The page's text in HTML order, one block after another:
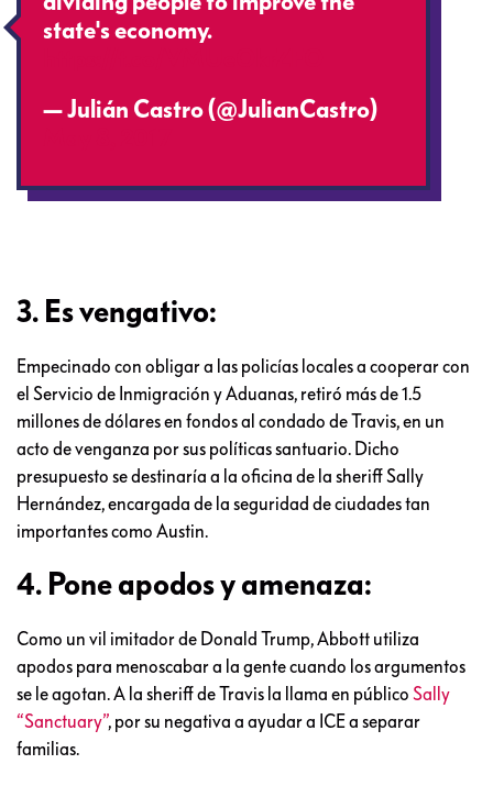
state's economy.
— Julián Castro (@JulianCastro)
3. Es vengativo:
Empecinado con obligar a las policías locales a cooperar con
el Servicio de Inmigración y Aduanas, retiró más de 1.5
millones de dólares en fondos al condado de Travis, en un
acto de venganza por sus políticas santuario. Dicho
presupuesto se destinaría a la oficina de la sheriff Sally
Hernández, encargada de la seguridad de ciudades tan
importantes como Austin.
4. Pone apodos y amenaza:
Como un vil imitador de Donald Trump, Abbott utiliza
apodos para menoscabar a la gente cuando los argumentos
se le agotan. A la sheriff de Travis la llama en público Sally
“Sanctuary”, por su negativa a ayudar a ICE a separar
familias.